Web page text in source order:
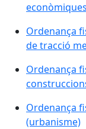
econòmiques
Ordenança
de tracció
Ordenança
Ordenança
(urbanisme)